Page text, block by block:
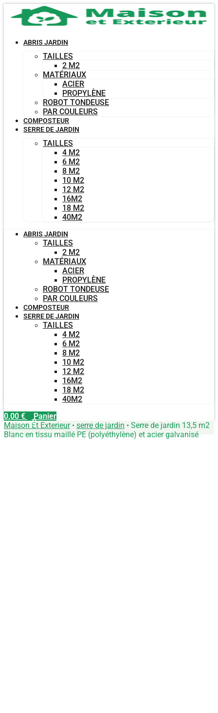
contenu
ABRIS JARDIN
TAILLES
2 M2
MATÉRIAUX
ACIER
PROPYLÈNE
ROBOT TONDEUSE
PAR COULEURS
COMPOSTEUR
SERRE DE JARDIN
TAILLES
4 M2
6 M2
8 M2
10 M2
12 M2
16M2
18 M2
40M2
ABRIS JARDIN
TAILLES
2 M2
MATÉRIAUX
ACIER
PROPYLÈNE
ROBOT TONDEUSE
PAR COULEURS
COMPOSTEUR
SERRE DE JARDIN
TAILLES
4 M2
6 M2
8 M2
10 M2
12 M2
16M2
18 M2
40M2
0,00 €
0
Panier
Maison Et Exterieur• serre de jardin • Serre de jardin 13,5 m2
Blanc en tissu maillé PE (polyéthylène) et acier galvanisé